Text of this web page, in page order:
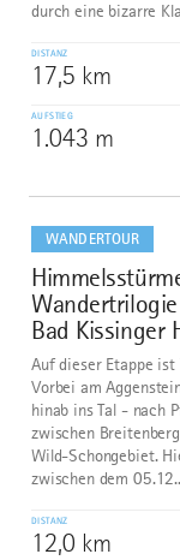
durch eine bizarre
DISTANZ
17,5 km
AUFSTIEG
1.043 m
WANDERTOUR
8
Bad Kissinger
Auf dieser Etappe
Vorbei am
hinab ins Tal - nach
zwischen
Wild-Schongebiet.
zwischen dem
DISTANZ
12,0 km
dazu